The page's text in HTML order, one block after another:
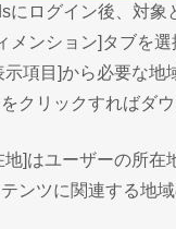
にログイン後、対
メンション]タブを
項目]から必要な地
クリックすればダ
地]はユーザーの所
ンツに関連する地域